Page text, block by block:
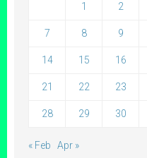
1 2
7 8 9
14 15 16
21 22 23
28 29 30
« Feb Apr »